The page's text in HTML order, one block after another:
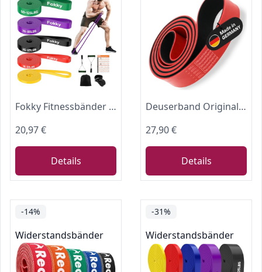
Fokky Fitnessbänder Widerstandsbänder mit 5 Stufen
20,97 €
Details
Deuserband Original Widerstandsband Gymnastikband aus Naturkautschuk, vegan, rutschfest, In Deutschland gefertigte Fitnessbänder für Krafttraining, Fitness, Yoga
27,90 €
Details
-14%
Widerstandsbänder
-31%
Widerstandsbänder